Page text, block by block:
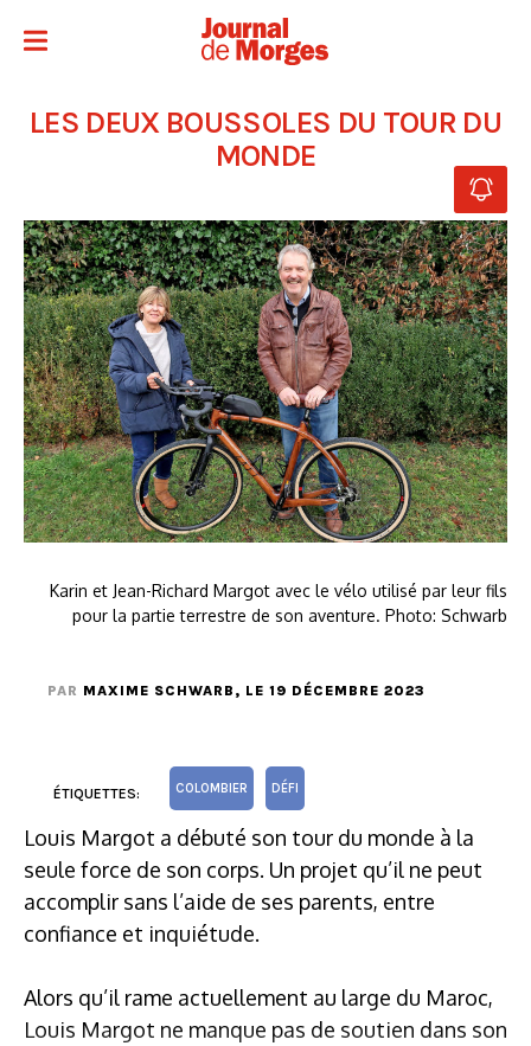
LES DEUX BOUSSOLES DU TOUR DU
MONDE
Karin et Jean-Richard Margot avec le vélo utilisé par leur fils
pour la partie terrestre de son aventure. Photo: Schwarb
PAR MAXIME SCHWARB , LE 19 DÉCEMBRE 2023
ÉTIQUETTES: COLOMBIER DÉFI
Louis Margot a débuté son tour du monde à la
seule force de son corps. Un projet qu’il ne peut
accomplir sans l’aide de ses parents, entre
confiance et inquiétude.
Alors qu’il rame actuellement au large du Maroc,
Louis Margot ne manque pas de soutien dans son